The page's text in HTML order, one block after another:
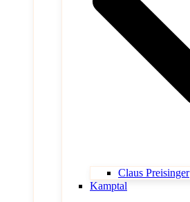
Claus Preisinger
Kamptal